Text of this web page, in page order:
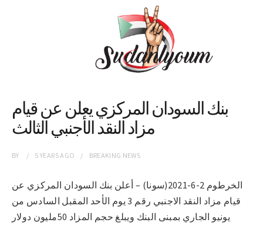
بنك السودان المركزي يعلن عن قيام
مزاد النقد الأجنبي الثالث
BY 5 YEARSAGO BREAKING NEWS
الخرطوم 2-6-2021(سونا) – أعلن بنك السودان المركزي عن
قيام مزاد النقد الاجنبي رقم 3 يوم الأحد المقبل السادس من
يونيو الجاري بمبنى البنك ويبلغ حجم المزاد 50مليون دولار